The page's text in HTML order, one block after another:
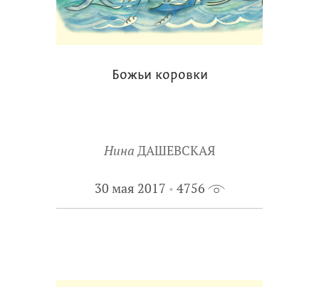
Божьи коровки
Нина ДАШЕВСКАЯ
30 мая 2017 4756